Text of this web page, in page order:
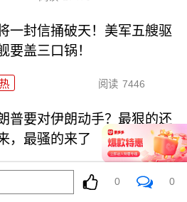
一封信捅破天！美军五艘驱
要盖三口锅！
阅读 7446
普要对伊朗动手？最狠的还
，最骚的来了
0 0